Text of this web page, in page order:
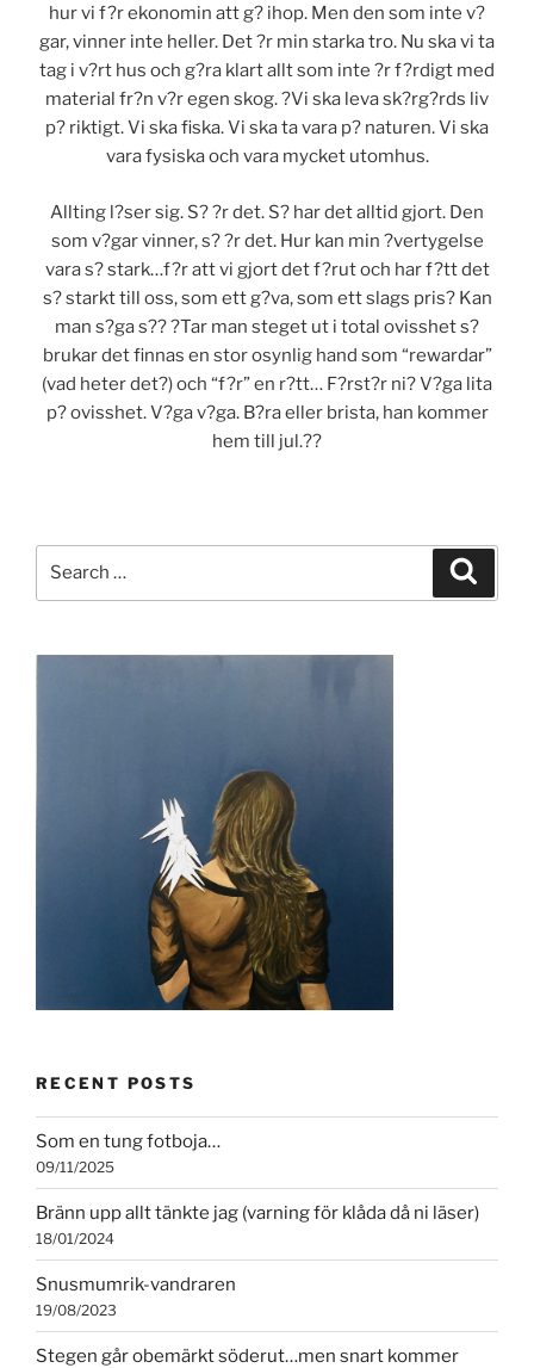
hur vi f?r ekonomin att g? ihop. Men den som inte v?
gar, vinner inte heller. Det ?r min starka tro. Nu ska vi ta
tag i v?rt hus och g?ra klart allt som inte ?r f?rdigt med
material fr?n v?r egen skog. ?Vi ska leva sk?rg?rds liv
p? riktigt. Vi ska fiska. Vi ska ta vara p? naturen. Vi ska
vara fysiska och vara mycket utomhus.
Allting l?ser sig. S? ?r det. S? har det alltid gjort. Den
som v?gar vinner, s? ?r det. Hur kan min ?vertygelse
vara s? stark…f?r att vi gjort det f?rut och har f?tt det
s? starkt till oss, som ett g?va, som ett slags pris? Kan
man s?ga s?? ?Tar man steget ut i total ovisshet s?
brukar det finnas en stor osynlig hand som “rewardar”
(vad heter det?) och “f?r” en r?tt… F?rst?r ni? V?ga lita
p? ovisshet. V?ga v?ga. B?ra eller brista, han kommer
hem till jul.??
RECENT POSTS
Som en tung fotboja…
09/11/2025
Bränn upp allt tänkte jag (varning för klåda då ni läser)
18/01/2024
Snusmumrik-vandraren
19/08/2023
Stegen går obemärkt söderut…men snart kommer